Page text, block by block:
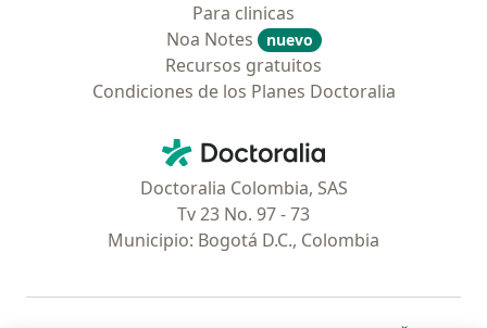
Para clinicas
Noa Notes
nuevo
Recursos gratuitos
Condiciones de los Planes Doctoralia
Doctoralia - Página de inicio
Doctoralia Colombia, SAS
Tv 23 No. 97 - 73
Municipio: Bogotá D.C., Colombia